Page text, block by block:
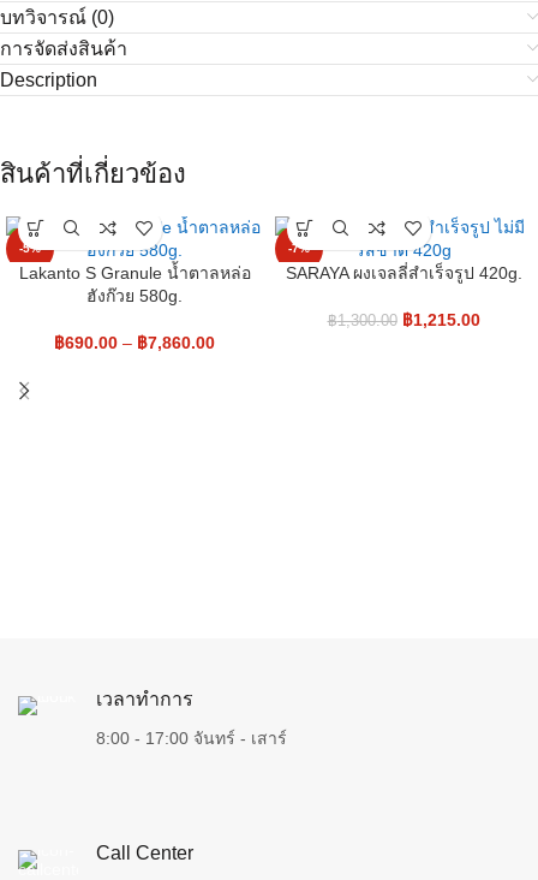
บทวิจารณ์ (0)
การจัดส่งสินค้า
Description
สินค้าที่เกี่ยวข้อง
-5%
Lakanto S Granule น้ำตาลหล่อ
ฮังก๊วย 580g.
฿690.00 – ฿7,860.00
-7%
SARAYA ผงเจลลี่สำเร็จรูป 420g.
฿1,300.00 ฿1,215.00
เวลาทำการ
8:00 - 17:00 จันทร์ - เสาร์
Call Center